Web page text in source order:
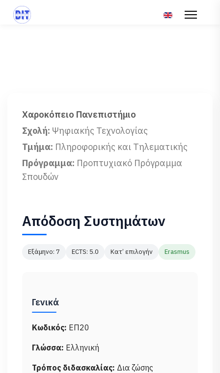
Επιλέξτε τη
Χαροκόπειο Πανεπιστήμιο
Σχολή: Ψηφιακής Τεχνολογίας
Τμήμα: Πληροφορικής και Τηλεματικής
Πρόγραμμα: Προπτυχιακό Πρόγραμμα
Σπουδών
Απόδοση Συστημάτων
Εξάμηνο: 7 ECTS: 5.0 Κατ’ επιλογήν Erasmus
Γενικά
Κωδικός: ΕΠ20
Γλώσσα: Ελληνική
Τρόπος διδασκαλίας: Δια ζώσης